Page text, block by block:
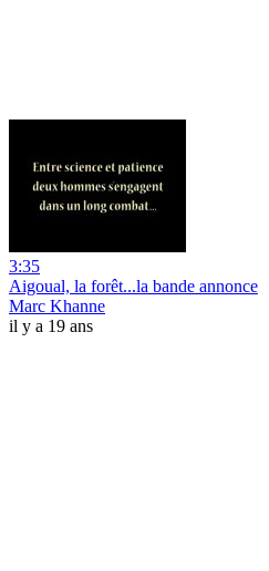
3:35
Aigoual, la forêt...la bande annonce
Marc Khanne
il y a 19 ans